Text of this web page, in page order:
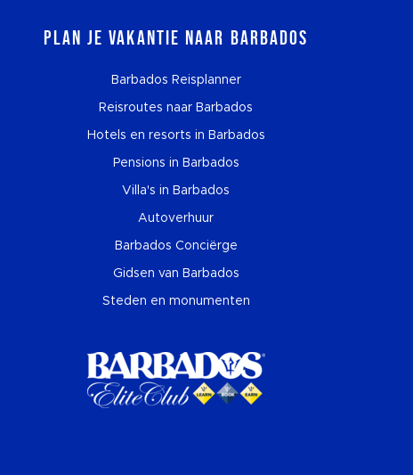
Plan je vakantie naar Barbados
Barbados Reisplanner
Reisroutes naar Barbados
Hotels en resorts in Barbados
Pensions in Barbados
Villa's in Barbados
Autoverhuur
Barbados Conciërge
Gidsen van Barbados
Steden en monumenten